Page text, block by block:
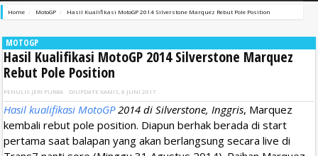
Home MotoGP Hasil Kualifikasi MotoGP 2014 Silverstone Marquez Rebut Pole Position
MOTOGP
Hasil Kualifikasi MotoGP 2014 Silverstone Marquez
Rebut Pole Position
PENULIS JERI PURBA DIUPDATE KAMIS, 8 JUNI 2017
Hasil kualifikasi MotoGP2014 di Silverstone, Inggris, Marquez
kembali rebut pole position. Diapun berhak berada di start
pertama saat balapan yang akan berlangsung secara live di